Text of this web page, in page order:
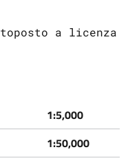
a licenza
1:5,000
1:50,000